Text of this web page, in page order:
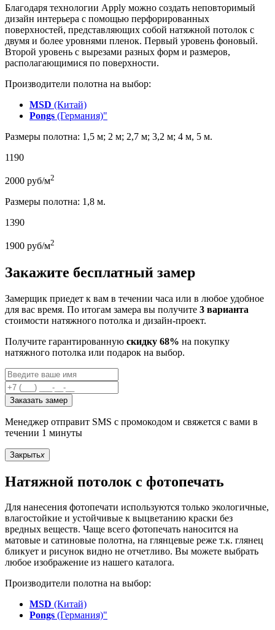
Благодаря технологии Apply можно создать неповторимый
дизайн интерьера с помощью перфорированных
поверхностей, представляющих собой натяжной потолок с
двумя и более уровнями пленок. Первый уровень фоновый.
Второй уровень с вырезами разных форм и размеров,
располагающимися по поверхности.
Производители полотна на выбор:
MSD (Китай)
Pongs (Германия)"
Размеры полотна: 1,5 м; 2 м; 2,7 м; 3,2 м; 4 м, 5 м.
1190
2000 руб/м2
Размеры полотна: 1,8 м.
1390
1900 руб/м2
Закажите бесплатный замер
Замерщик приедет к вам в течении часа или в любое удобное
для вас время. По итогам замера вы получите 3 варианта
стоимости натяжного потолка и дизайн-проект.
Получите гарантированную скидку 68% на покупку
натяжного потолка или подарок на выбор.
Заказать замер
Менеджер отправит SMS с промокодом и свяжется с вами в
течении 1 минуты
Закрытьx
Натяжной потолок с фотопечать
Для нанесения фотопечати используются только экологичные,
влагостойкие и устойчивые к выцветанию краски без
вредных веществ. Чаще всего фотопечать наносится на
матовые и сатиновые полотна, на глянцевые реже т.к. глянец
бликует и рисунок видно не отчетливо. Вы можете выбрать
любое изображение из нашего каталога.
Производители полотна на выбор:
MSD (Китай)
Pongs (Германия)"